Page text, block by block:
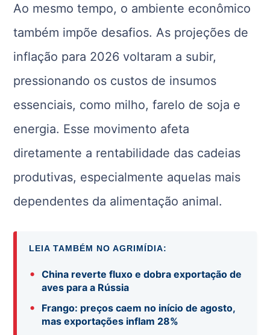
Ao mesmo tempo, o ambiente econômico
também impõe desafios. As projeções de
inflação para 2026 voltaram a subir,
pressionando os custos de insumos
essenciais, como milho, farelo de soja e
energia. Esse movimento afeta
diretamente a rentabilidade das cadeias
produtivas, especialmente aquelas mais
dependentes da alimentação animal.
LEIA TAMBÉM NO AGRIMÍDIA:
•
China reverte fluxo e dobra exportação de
aves para a Rússia
•
Frango: preços caem no início de agosto,
mas exportações inflam 28%